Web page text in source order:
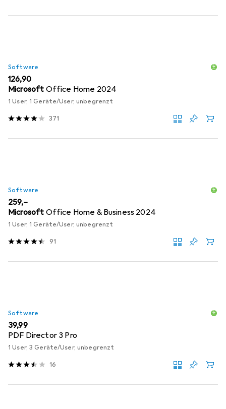
Software
EUR
126,90
Microsoft Office Home 2024
1 User, 1 Geräte/User, unbegrenzt
371
Software
EUR
259,–
Microsoft Office Home & Business 2024
1 User, 1 Geräte/User, unbegrenzt
91
Software
EUR
39,99
PDF Director 3 Pro
1 User, 3 Geräte/User, unbegrenzt
16